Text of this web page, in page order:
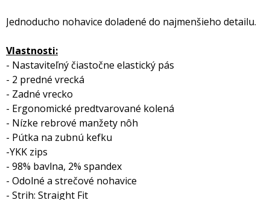
Jednoducho nohavice doladené do najmenšieho detailu.
Vlastnosti:
- Nastaviteľný čiastočne elastický pás
- 2 predné vrecká
- Zadné vrecko
- Ergonomické predtvarované kolená
- Nízke rebrové manžety nôh
- Pútka na zubnú kefku
-YKK zips
- 98% bavlna, 2% spandex
- Odolné a strečové nohavice
- Strih: Straight Fit